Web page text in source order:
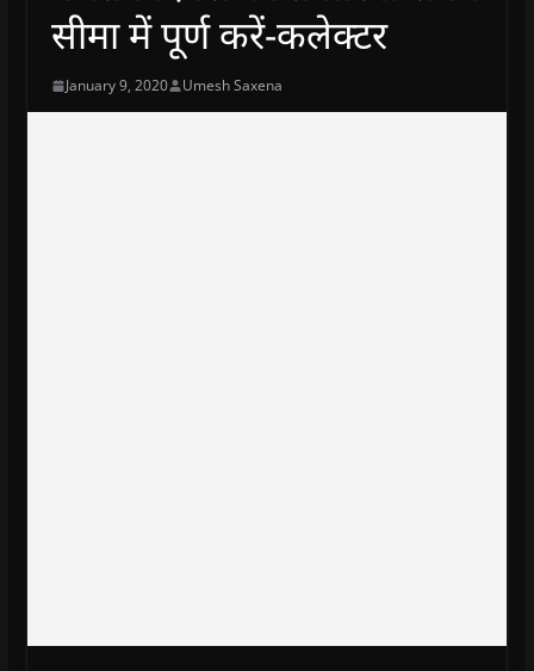
सीमा में पूर्ण करें-कलेक्टर
January 9, 2020 Umesh Saxena